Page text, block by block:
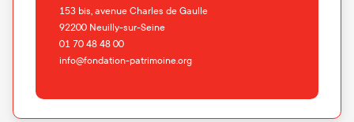
153 bis, avenue Charles de Gaulle
92200 Neuilly-sur-Seine
01 70 48 48 00
info@fondation-patrimoine.org